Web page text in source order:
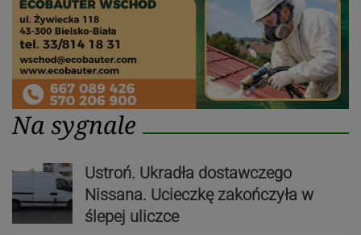
Na sygnale
Ustroń. Ukradła dostawczego
Nissana. Ucieczkę zakończyła w
ślepej uliczce